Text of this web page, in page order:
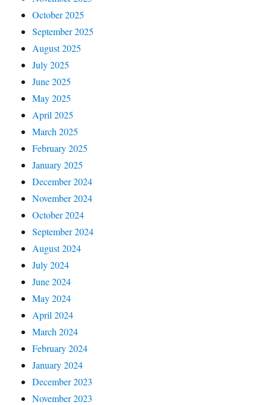
October 2025
September 2025
August 2025
July 2025
June 2025
May 2025
April 2025
March 2025
February 2025
January 2025
December 2024
November 2024
October 2024
September 2024
August 2024
July 2024
June 2024
May 2024
April 2024
March 2024
February 2024
January 2024
December 2023
November 2023